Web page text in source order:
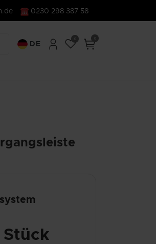
0230 298 387 58
DE
Stück